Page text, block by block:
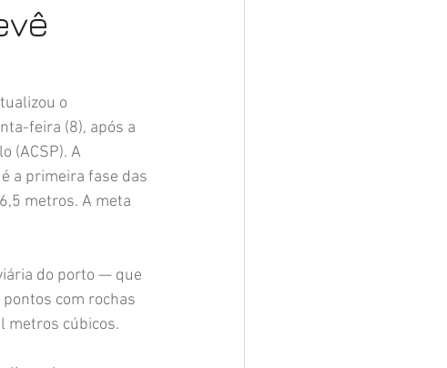
o
feira (8), após a
(ACSP). A
a primeira fase das
metros. A meta
do porto — que
com rochas
metros cúbicos.